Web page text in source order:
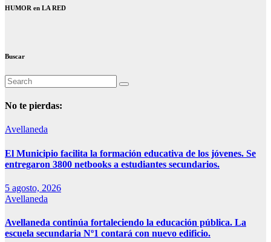
HUMOR en LA RED
Buscar
No te pierdas:
Avellaneda
El Municipio facilita la formación educativa de los jóvenes. Se
entregaron 3800 netbooks a estudiantes secundarios.
5 agosto, 2026
Avellaneda
Avellaneda continúa fortaleciendo la educación pública. La
escuela secundaria Nº1 contará con nuevo edificio.